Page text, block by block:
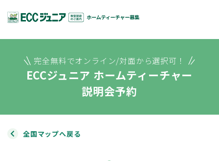
完全無料でオンライン/対面から選択可！
ECCジュニア ホームティーチャー
説明会予約
全国マップへ戻る